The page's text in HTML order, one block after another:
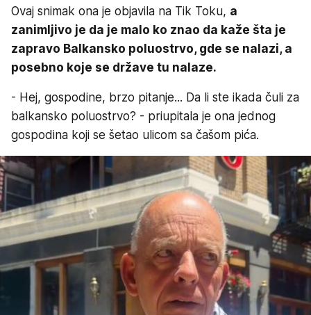
Ovaj snimak ona je objavila na Tik Toku, a
zanimljivo je da je malo ko znao da kaže šta je
zapravo Balkansko poluostrvo, gde se nalazi, a
posebno koje se države tu nalaze.
- Hej, gospodine, brzo pitanje... Da li ste ikada čuli za
balkansko poluostrvo? - priupitala je ona jednog
gospodina koji se šetao ulicom sa čašom pića.